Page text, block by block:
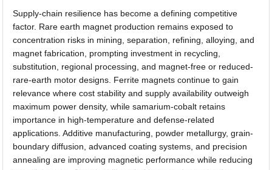
Supply-chain resilience has become a defining competitive
factor. Rare earth magnet production remains exposed to
concentration risks in mining, separation, refining, alloying, and
magnet fabrication, prompting investment in recycling,
substitution, regional processing, and magnet-free or reduced-
rare-earth motor designs. Ferrite magnets continue to gain
relevance where cost stability and supply availability outweigh
maximum power density, while samarium-cobalt retains
importance in high-temperature and defense-related
applications. Additive manufacturing, powder metallurgy, grain-
boundary diffusion, advanced coating systems, and precision
annealing are improving magnetic performance while reducing